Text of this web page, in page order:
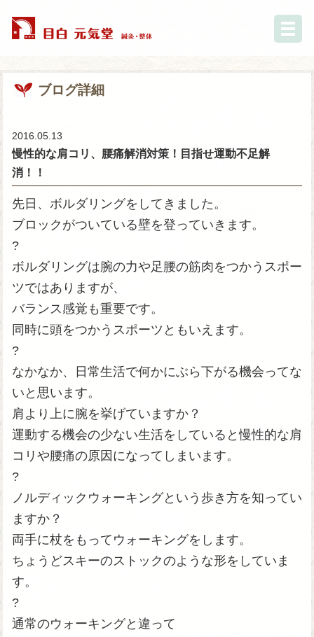
ブログ詳細
2016.05.13
慢性的な肩コリ、腰痛解消対策！目指せ運動不足解
消！！
先日、ボルダリングをしてきました。
ブロックがついている壁を登っていきます。
?
ボルダリングは腕の力や足腰の筋肉をつかうスポー
ツではありますが、
バランス感覚も重要です。
同時に頭をつかうスポーツともいえます。
?
なかなか、日常生活で何かにぶら下がる機会ってな
いと思います。
肩より上に腕を挙げていますか？
運動する機会の少ない生活をしていると慢性的な肩
コリや腰痛の原因になってしまいます。
?
ノルディックウォーキングという歩き方を知ってい
ますか？
両手に杖をもってウォーキングをします。
ちょうどスキーのストックのような形をしていま
す。
?
通常のウォーキングと違って